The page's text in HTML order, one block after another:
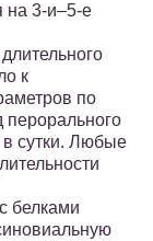
на 3-и–5-е
к
по
в сутки. Любые
белками